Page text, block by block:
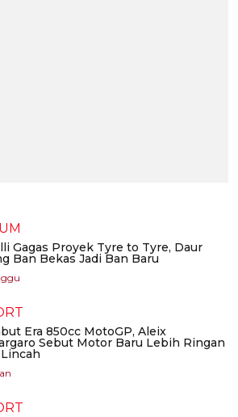
Gagas Proyek Tyre to Tyre, Daur
Ban Bekas Jadi Ban Baru
Era 850cc MotoGP, Aleix
Sebut Motor Baru Lebih Ringan